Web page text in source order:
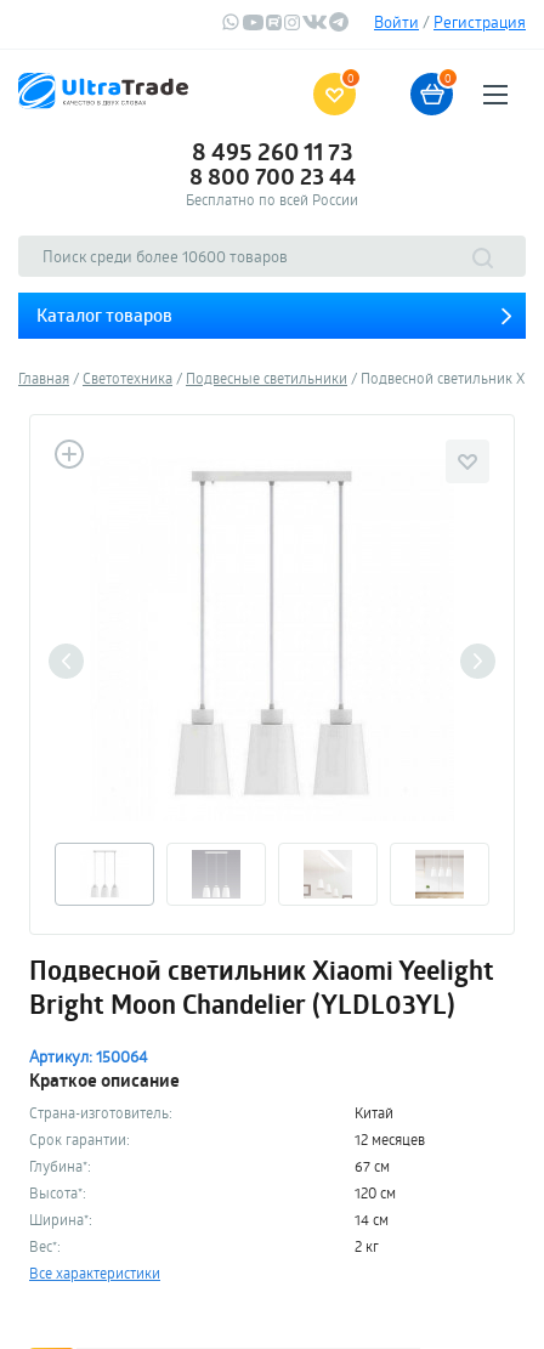
Войти / Регистрация
0 0
8 495 260 11 73
8 800 700 23 44
Бесплатно по всей России
Каталог товаров
Главная Светотехника Подвесные светильники Подвесной светильник
Подвесной светильник Xiaomi Yeelight
Bright Moon Chandelier (YLDL03YL)
Артикул: 150064
Краткое описание
Страна-изготовитель:
Китай
Срок гарантии:
12 месяцев
Глубина*:
67 см
Высота*:
120 см
Ширина*:
14 см
Вес*:
2 кг
Все характеристики